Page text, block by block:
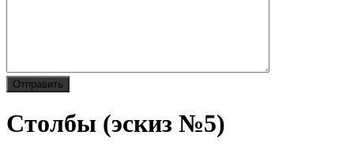
Столбы (эскиз №5)